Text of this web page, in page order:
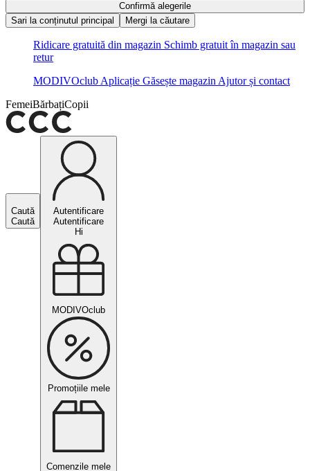
Confirmă alegerile
Sari la conținutul principal
Mergi la căutare
Ridicare gratuită din magazin Schimb gratuit în magazin sau
retur
MODIVOclub Aplicație Găsește magazin Ajutor și contact
FemeiBărbațiCopii
Caută
Caută
Autentificare
Autentificare
Hi
MODIVOclub
Promoțiile mele
Comenzile mele